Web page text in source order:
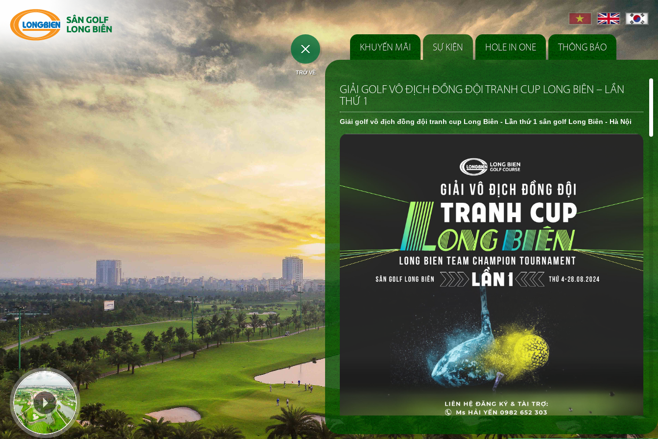
KHUYẾN MÃI SỰ KIỆN HOLE IN ONE THÔNG BÁO
TRỞ VỀ
GIẢI GOLF VÔ ĐỊCH ĐỒNG ĐỘI TRANH CUP LONG BIÊN – LẦN
THỨ 1
Giải golf vô địch đồng đội tranh cup Long Biên - Lần thứ 1 sân golf Long Biên - Hà Nội